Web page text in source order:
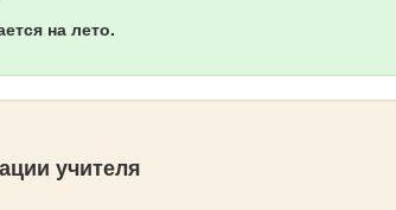
на лето.
учителя